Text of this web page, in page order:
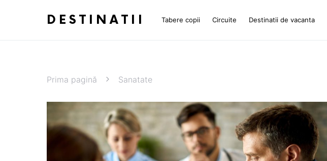
DESTINATII Tabere copii Circuite Destinatii de vacanta
Prima pagină Sanatate